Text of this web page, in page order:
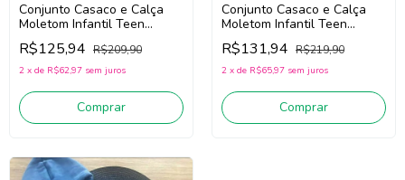
Conjunto Casaco e Calça
Moletom Infantil Teen
Menino Fbr 15062 (Verde)
R$125,94 R$209,90
2 x de R$62,97 sem juros
Comprar
Conjunto Casaco e Calça
Moletom Infantil Teen
Menino Fbr 15064
(Verde/Bege)
R$131,94 R$219,90
2 x de R$65,97 sem juros
Comprar